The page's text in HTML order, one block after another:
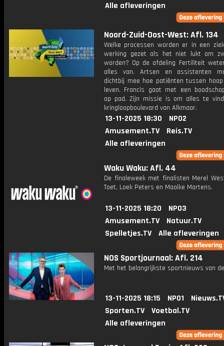
Alle afleveringen
Noord-Zuid-Oost-West: Afl. 134
Welke processen worden er in een
werking gezet als het niet lukt om
worden? Op de afdeling Fertiliteit
alles van. Artsen en assistenten
dichtbij mee hoe patiënten tussen
leven. Francis gaat met een
op pad. Zijn missie is om alles te
kringloopboulevard van Alkmaar.
13-11-2025 18:30
NPO2
Amusement.TV
Reis.TV
Alle afleveringen
Waku Waku: Afl. 44
De finaleweek met finalisten Merel
Toet, Loek Peters en Maaike Martens.
13-11-2025 18:20
NPO3
Amusement.TV
Natuur.TV
Spelletjes.TV
Alle afleveringen
NOS Sportjournaal: Afl. 214
Met het belangrijkste sportnieuws van
13-11-2025 18:15 NPO1
Sporten.TV
Voetbal.TV
Alle afleveringen